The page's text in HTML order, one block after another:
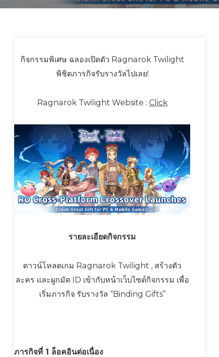
กิจกรรมพิเศษ ฉลองเปิดตัว Ragnarok Twilight
พิชิตภารกิจรับรางวัลไปเลย!
Ragnarok Twilight Website : Click
รายละเอียดกิจกรรม
ดาวน์โหลดเกม Ragnarok Twilight , สร้างตัว
ละคร และผูกมัด ID เข้ากับหน้าเว็บไซต์กิจกรรม เพื่อ
เริ่มภารกิจ รับรางวัล “Binding Gifts”
ภารกิจที่ 1 ล็อคอินต่อเนื่อง